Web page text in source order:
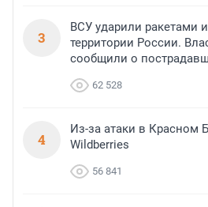
3
ВСУ ударили ракетами
территории России.
сообщили о
62 528
4
Из-за атаки в Красном
Wildberries
56 841